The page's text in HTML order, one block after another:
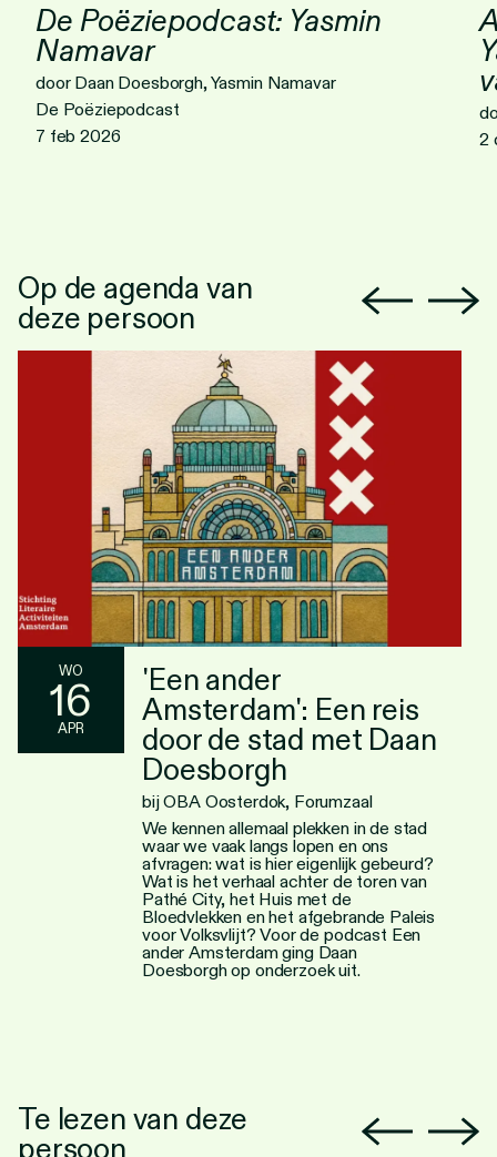
De Poëziepodcast: Yasmin
Namavar
door Daan Doesborgh, Yasmin Namavar
De Poëziepodcast
7 feb 2026
2
Op de agenda van
deze persoon
WO
16
APR
'Een ander
Amsterdam': Een reis
door de stad met Daan
Doesborgh
bij OBA Oosterdok, Forumzaal
We kennen allemaal plekken in de stad
waar we vaak langs lopen en ons
afvragen: wat is hier eigenlijk gebeurd?
Wat is het verhaal achter de toren van
Pathé City, het Huis met de
Bloedvlekken en het afgebrande Paleis
voor Volksvlijt? Voor de podcast Een
ander Amsterdam ging Daan
Doesborgh op onderzoek uit.
Te lezen van deze
persoon